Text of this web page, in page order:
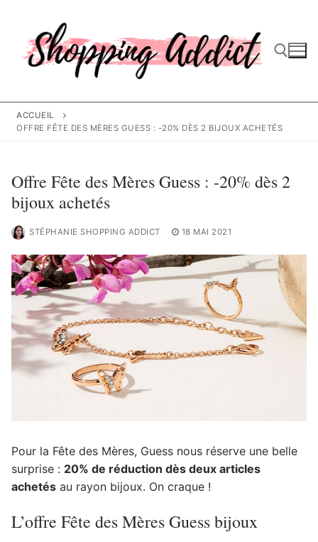
contenu
ACCUEIL
OFFRE FÊTE DES MÈRES GUESS : -20% DÈS 2 BIJOUX ACHETÉS
Offre Fête des Mères Guess : -20% dès 2
bijoux achetés
STÉPHANIE SHOPPING ADDICT 18 MAI 2021
Pour la Fête des Mères, Guess nous réserve une belle
surprise : 20% de réduction dès deux articles
achetés au rayon bijoux. On craque !
L’offre Fête des Mères Guess bijoux